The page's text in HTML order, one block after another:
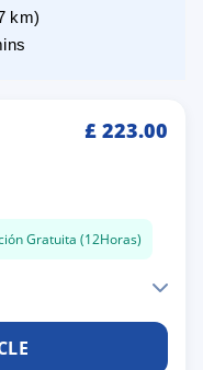
km)
£ 223.00
Gratuita (12Horas)